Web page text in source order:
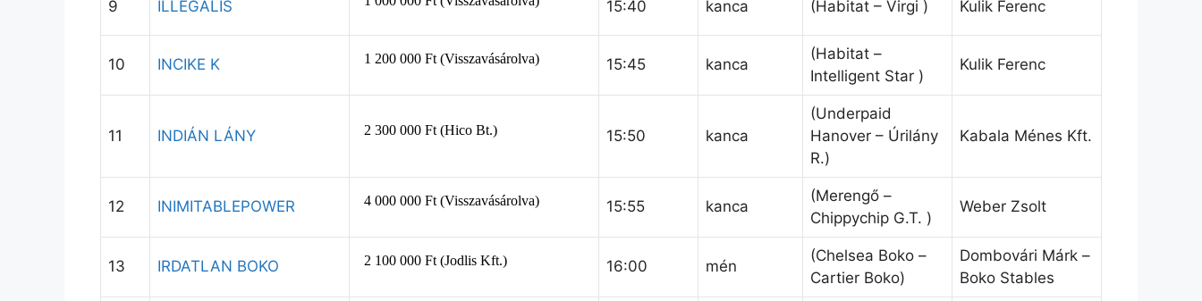
9 ILLEGÁLIS 15:40 kanca (Habitat – Virgi ) Kulik Ferenc
10 INCIKE K 15:45 kanca
(Habitat –
Intelligent Star )
Kulik Ferenc
11 INDIÁN LÁNY 15:50 kanca
(Underpaid
Hanover – Úrilány
R.)
Kabala Ménes Kft.
12 INIMITABLEPOWER 15:55 kanca
(Merengő –
Chippychip G.T. )
Weber Zsolt
13 IRDATLAN BOKO 16:00 mén
(Chelsea Boko –
Cartier Boko)
Dombovári Márk –
Boko Stables